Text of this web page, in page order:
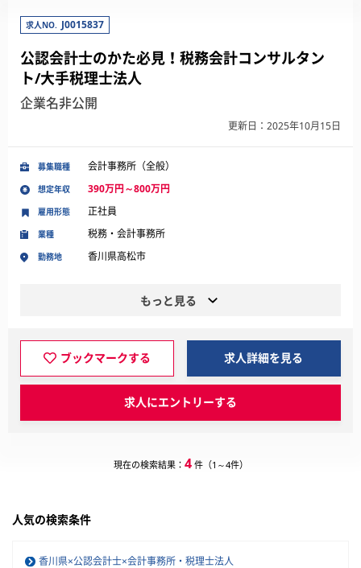
求人NO. J0015837
公認会計士のかた必見！税務会計コンサルタン
ト/大手税理士法人
企業名非公開
更新日：2025年10月15日
募集職種 会計事務所（全般）
想定年収 390万円～800万円
業種 税務・会計事務所
勤務地 香川県高松市
雇用形態 正社員
もっと見る
ブックマークする 求人詳細を見る
求人にエントリーする
現在の検索結果： 4件（1～4件）
人気の検索条件
香川県×公認会計士×会計事務所・税理士法人